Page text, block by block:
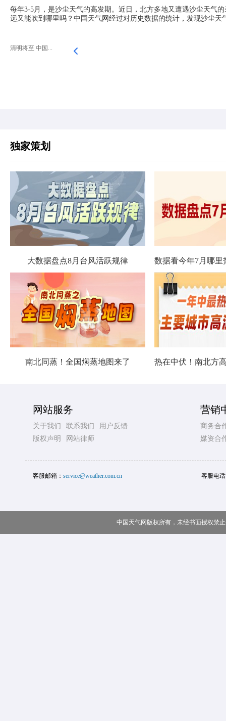
每年3-5月，是沙尘天气的高发期。近日，北方多地又遭遇沙尘天气
远又能吹到哪里吗？中国天气网经过对历史数据的统计，发现沙尘
清明将至 中国...
独家策划
大数据盘点8月台风活跃规律
南北同蒸！全国焖蒸地图来了
网站服务
关于我们 联系我们
用户反馈
版权声明
网站律师
营销
商务合
媒资合
客服邮箱： service@weather.com.cn 客服电
中国天气网版权所有，未经书面授权